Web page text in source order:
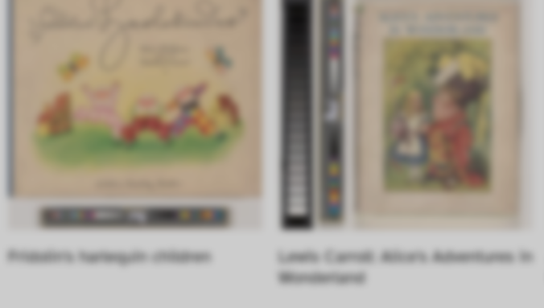
Fridolin's harlequin children
Lewis Carroll: Alice's Adventures in
Wonderland